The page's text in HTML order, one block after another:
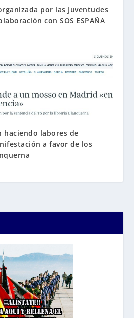
organizada por las Juventudes
con SOS ESPAÑA
haciendo labores de
a favor de los